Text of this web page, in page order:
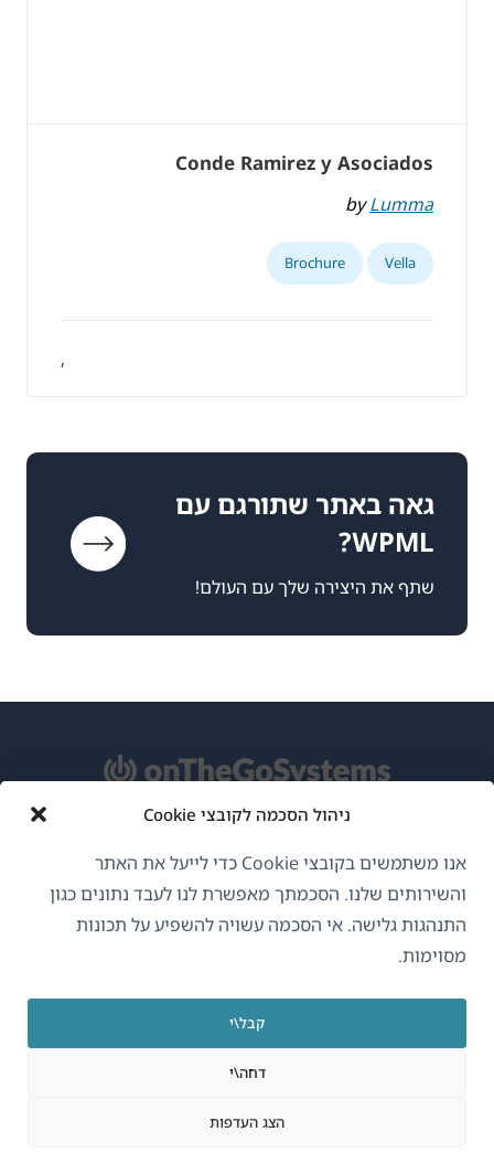
ניהול הסכמה לקובצי Cookie
אנו משתמשים בקובצי Cookie כדי לייעל את האתר
והשירותים שלנו. הסכמתך מאפשרת לנו לעבד נתונים כגון
התנהגות גלישה. אי הסכמה עשויה להשפיע על תכונות
מסוימות.
קבל\י
דחה\י
הצג העדפות
Conde Ramirez y Asociados
byLumma
Vella
Brochure
,
גאה באתר שתורגם עם
WPML?
שתף את היצירה שלך עם העולם!
עברית
GDPR ומדיניות פרטיות
הצטרף לצוות שלנו(נפתח
בחלון
חדש)
בחלון
חדש)
בחלון